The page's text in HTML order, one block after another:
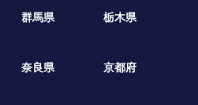
群馬県 栃木県
奈良県
京都府